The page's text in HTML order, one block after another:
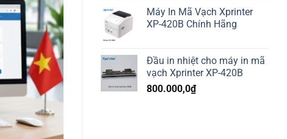
Máy In Mã Vạch Xprinter
XP-420B Chính Hãng
Đầu in nhiệt cho máy in mã
vạch Xprinter XP-420B
800.000,0₫